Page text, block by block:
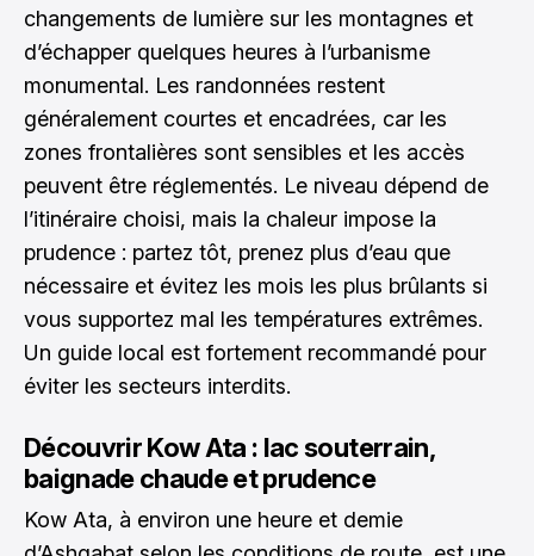
changements de lumière sur les montagnes et
d’échapper quelques heures à l’urbanisme
monumental. Les randonnées restent
généralement courtes et encadrées, car les
zones frontalières sont sensibles et les accès
peuvent être réglementés. Le niveau dépend de
l’itinéraire choisi, mais la chaleur impose la
prudence : partez tôt, prenez plus d’eau que
nécessaire et évitez les mois les plus brûlants si
vous supportez mal les températures extrêmes.
Un guide local est fortement recommandé pour
éviter les secteurs interdits.
Découvrir Kow Ata : lac souterrain,
baignade chaude et prudence
Kow Ata, à environ une heure et demie